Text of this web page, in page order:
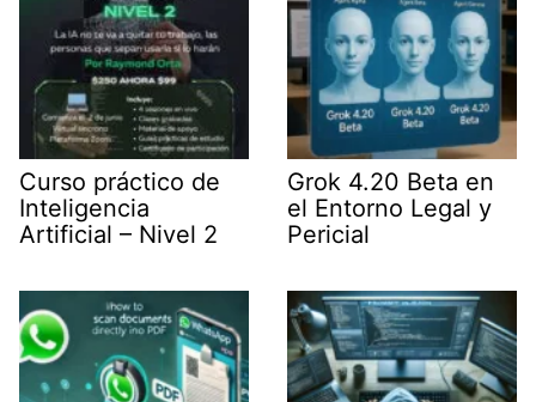
Curso práctico de
Inteligencia
Artificial – Nivel 2
Grok 4.20 Beta en
el Entorno Legal y
Pericial